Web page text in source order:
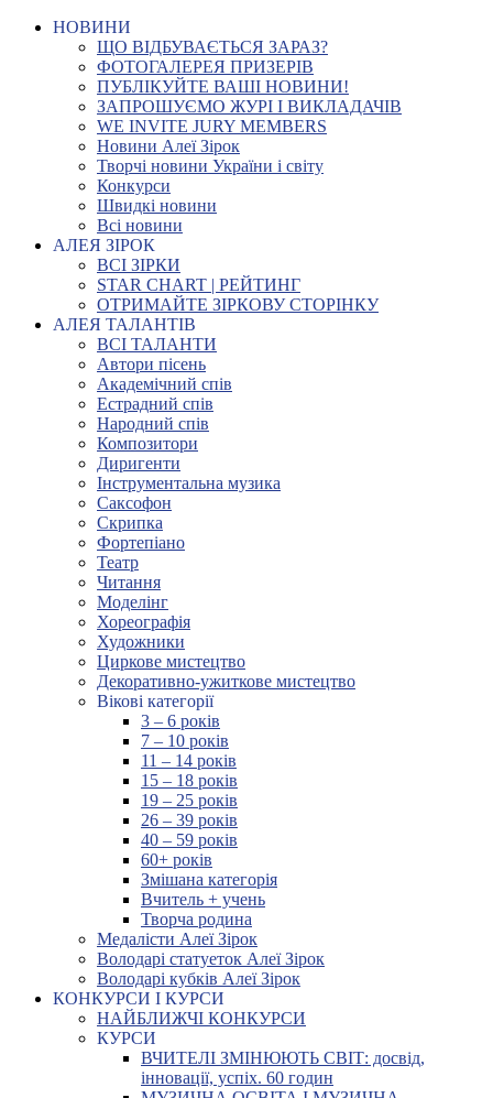
НОВИНИ
ЩО ВІДБУВАЄТЬСЯ ЗАРАЗ?
ФОТОГАЛЕРЕЯ ПРИЗЕРІВ
ПУБЛІКУЙТЕ ВАШІ НОВИНИ!
ЗАПРОШУЄМО ЖУРІ І ВИКЛАДАЧІВ
WE INVITE JURY MEMBERS
Новини Алеї Зірок
Творчі новини України і світу
Конкурси
Швидкі новини
Всі новини
АЛЕЯ ЗІРОК
ВСІ ЗІРКИ
STAR CHART | РЕЙТИНГ
ОТРИМАЙТЕ ЗІРКОВУ СТОРІНКУ
АЛЕЯ ТАЛАНТІВ
ВСІ ТАЛАНТИ
Автори пісень
Академічний спів
Естрадний спів
Народний спів
Композитори
Диригенти
Інструментальна музика
Саксофон
Скрипка
Фортепіано
Театр
Читання
Моделінг
Хореографія
Художники
Циркове мистецтво
Декоративно-ужиткове мистецтво
Вікові категорії
3 – 6 років
7 – 10 років
11 – 14 років
15 – 18 років
19 – 25 років
26 – 39 років
40 – 59 років
60+ років
Змішана категорія
Вчитель + учень
Творча родина
Медалісти Алеї Зірок
Володарі статуеток Алеї Зірок
Володарі кубків Алеї Зірок
КОНКУРСИ І КУРСИ
НАЙБЛИЖЧІ КОНКУРСИ
КУРСИ
ВЧИТЕЛІ ЗМІНЮЮТЬ СВІТ: досвід,
інновації, успіх. 60 годин